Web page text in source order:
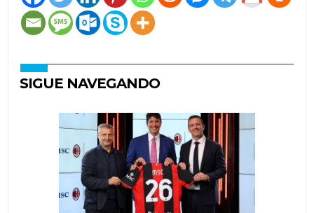
SIGUE NAVEGANDO